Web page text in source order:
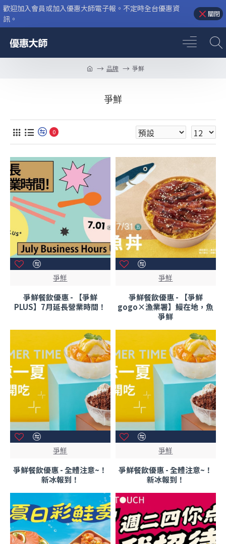
歡迎加入會員或加入優惠大師電子報。不定時全台優惠資
訊。
關閉
品牌 爭鮮
爭鮮
0
爭鮮
爭鮮餐飲優惠 - 【爭鮮
PLUS】7月延長營業時間！
爭鮮
爭鮮餐飲優惠 - 【爭鮮
gogo×漁業署】鰻在地，魚
爭鮮
爭鮮
爭鮮餐飲優惠 - 全體注意~！
新冰報到！
爭鮮
爭鮮餐飲優惠 - 全體注意~！
新冰報到！